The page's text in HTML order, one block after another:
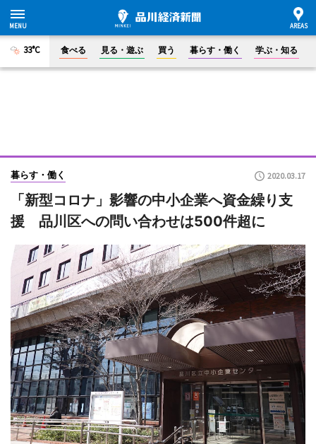
33°C 食べる 見る・遊ぶ 買う 暮らす・働く 学ぶ・知る
暮らす・働く 2020.03.17
「新型コロナ」影響の中小企業へ資金繰り支
援 品川区への問い合わせは500件超に